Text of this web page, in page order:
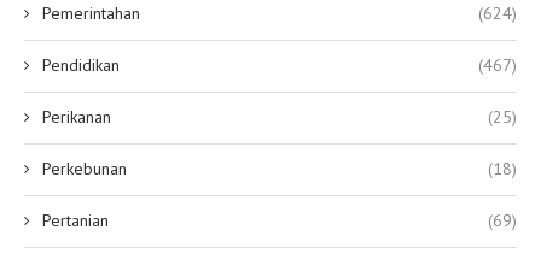
Pemerintahan (624)
Pendidikan (467)
Perikanan (25)
Perkebunan (18)
Pertanian (69)